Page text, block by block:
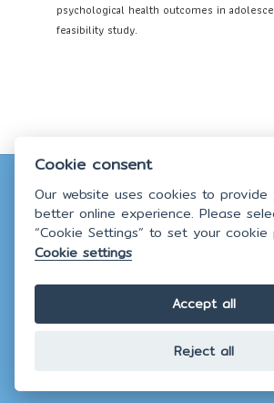
psychological health outcomes in
feasibility study.
Copyright © 2025 Faculty of Nursing,
University.All rights reserved.
Webmaster:nswww@mahidol.ac.th
Cookie consent
Our website uses cookies to
better online experience. Please
“Cookie Settings” to set your cookie
Cookie settings
Accept all
Reject all